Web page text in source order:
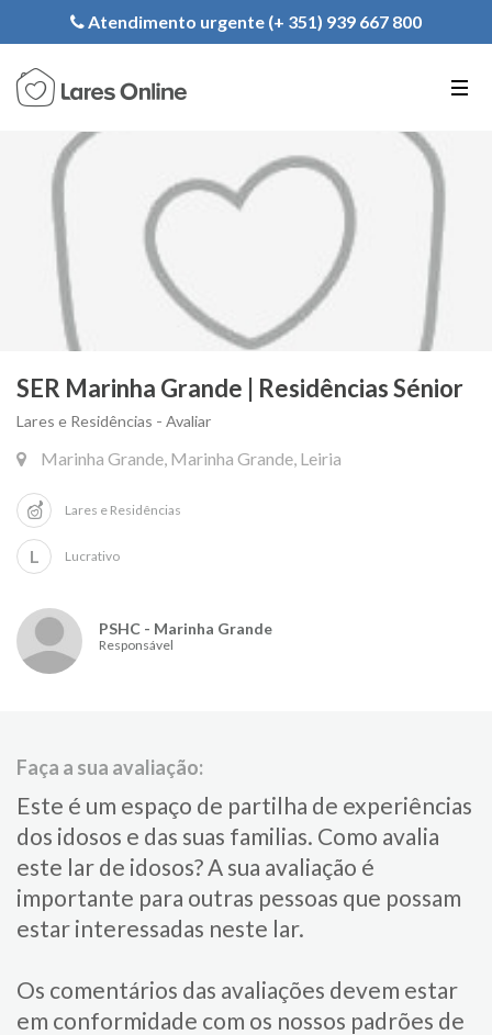
Registe a sua Instituição
Atendimento urgente (+ 351) 939 667 800
SER Marinha Grande | Residências Sénior
Lares e Residências - Avaliar
Marinha Grande, Marinha Grande, Leiria
Lares e Residências
L Lucrativo
PSHC - Marinha Grande
Responsável
Faça a sua avaliação:
Este é um espaço de partilha de experiências
dos idosos e das suas familias.​ Como avalia
este lar de idosos?​ ​A sua avaliação é
importante para​ outras pessoas que possam
estar interessadas neste lar.
Os comentários das avaliações devem estar
em conformidade com os nossos padrões de